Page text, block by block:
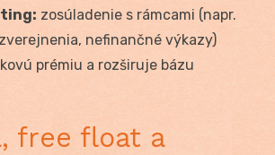
zosúladenie s rámcami (napr.
nefinančné výkazy)
prémiu a rozširuje bázu
free float a